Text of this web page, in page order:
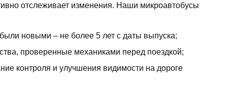
отслеживает изменения. Наши микроавтобусы
новыми – не более 5 лет с даты выпуска;
проверенные механиками перед поездкой;
контроля и улучшения видимости на дороге